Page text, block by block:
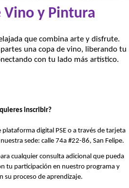
Vino y Pintura
que combina arte y disfrute.
una copa de vino, liberando tu
con tu lado más artístico.
inscribir?
plataforma digital PSE o a través de tarjeta
sede: calle 74a #22-86, San Felipe.
cualquier consulta adicional que pueda
tu participación en nuestro programa y
su proceso de aprendizaje.